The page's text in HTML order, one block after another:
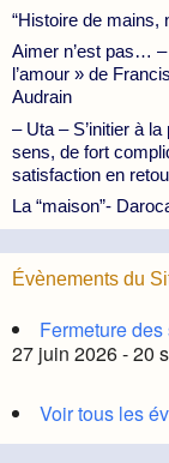
“Histoire de mains,
Aimer n’est pas… –
l’amour » de
Audrain
– Uta – S’initier à
sens, de fort
satisfaction en
La “maison”-
Évènements du
Fermeture
27 juin 2026 - 20
Voir tous les